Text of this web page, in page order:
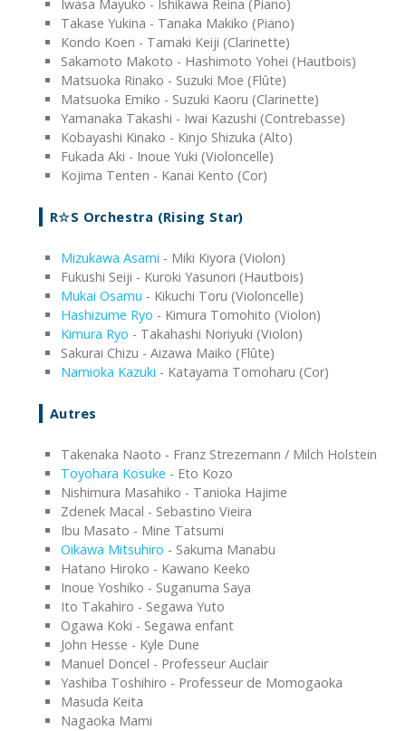
Iwasa Mayuko - Ishikawa Reina (Piano)
Takase Yukina - Tanaka Makiko (Piano)
Kondo Koen - Tamaki Keiji (Clarinette)
Sakamoto Makoto - Hashimoto Yohei (Hautbois)
Matsuoka Rinako - Suzuki Moe (Flûte)
Matsuoka Emiko - Suzuki Kaoru (Clarinette)
Yamanaka Takashi - Iwai Kazushi (Contrebasse)
Kobayashi Kinako - Kinjo Shizuka (Alto)
Fukada Aki - Inoue Yuki (Violoncelle)
Kojima Tenten - Kanai Kento (Cor)
R☆S Orchestra (Rising Star)
Mizukawa Asami - Miki Kiyora (Violon)
Fukushi Seiji - Kuroki Yasunori (Hautbois)
Mukai Osamu - Kikuchi Toru (Violoncelle)
Hashizume Ryo - Kimura Tomohito (Violon)
Kimura Ryo - Takahashi Noriyuki (Violon)
Sakurai Chizu - Aizawa Maiko (Flûte)
Namioka Kazuki - Katayama Tomoharu (Cor)
Autres
Takenaka Naoto - Franz Strezemann / Milch Holstein
Toyohara Kosuke - Eto Kozo
Nishimura Masahiko - Tanioka Hajime
Zdenek Macal - Sebastino Vieira
Ibu Masato - Mine Tatsumi
Oikawa Mitsuhiro - Sakuma Manabu
Hatano Hiroko - Kawano Keeko
Inoue Yoshiko - Suganuma Saya
Ito Takahiro - Segawa Yuto
Ogawa Koki - Segawa enfant
John Hesse - Kyle Dune
Manuel Doncel - Professeur Auclair
Yashiba Toshihiro - Professeur de Momogaoka
Masuda Keita
Nagaoka Mami